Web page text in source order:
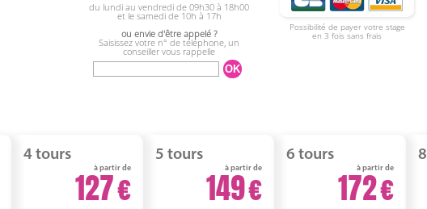
du lundi au vendredi de 09h30 à 18h00
et le samedi de 10h à 17h
ou envie d'être appelé ?
Saisissez votre n° de téléphone, un
conseiller vous rappelle
Possibilité de payer votre stage
en 3 fois sans frais
4 tours
à partir de
127
5 tours
à partir de
149
6 tours
à partir de
172